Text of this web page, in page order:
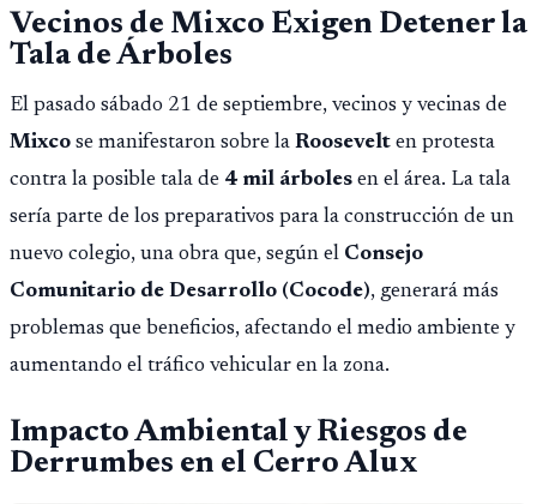
Vecinos de Mixco Exigen Detener la
Tala de Árboles
El pasado sábado 21 de septiembre, vecinos y vecinas de
Mixco se manifestaron sobre la Roosevelt en protesta
contra la posible tala de 4 mil árboles en el área. La tala
sería parte de los preparativos para la construcción de un
nuevo colegio, una obra que, según el Consejo
Comunitario de Desarrollo (Cocode), generará más
problemas que beneficios, afectando el medio ambiente y
aumentando el tráfico vehicular en la zona.
Impacto Ambiental y Riesgos de
Derrumbes en el Cerro Alux